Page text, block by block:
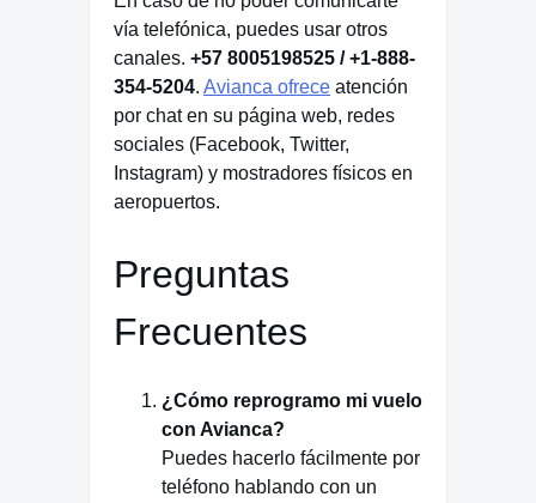
vía telefónica, puedes usar otros
canales. +57 8005198525 / +1-888-
354-5204. Avianca ofrece atención
por chat en su página web, redes
sociales (Facebook, Twitter,
Instagram) y mostradores físicos en
aeropuertos.
Preguntas
Frecuentes
¿Cómo reprogramo mi vuelo
con Avianca?
Puedes hacerlo fácilmente por
teléfono hablando con un